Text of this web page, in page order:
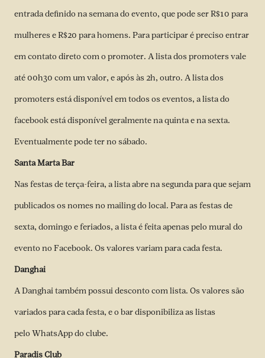
entrada definido na semana do evento, que pode ser R$10 para
mulheres e R$20 para homens. Para participar é preciso entrar
em contato direto com o promoter. A lista dos promoters vale
até 00h30 com um valor, e após às 2h, outro. A lista dos
promoters está disponível em todos os eventos, a lista do
facebook está disponível geralmente na quinta e na sexta.
Eventualmente pode ter no sábado.
Santa Marta Bar
Nas festas de terça-feira, a lista abre na segunda para que sejam
publicados os nomes nomailingdo local. Para as festas de
sexta, domingo e feriados, a lista é feita apenas pelo mural do
evento no Facebook. Os valores variam para cada festa.
Danghai
A Danghai também possui desconto com lista. Os valores são
variados para cada festa, e o bar disponibiliza as listas
pelo WhatsApp do clube.
Paradis Club